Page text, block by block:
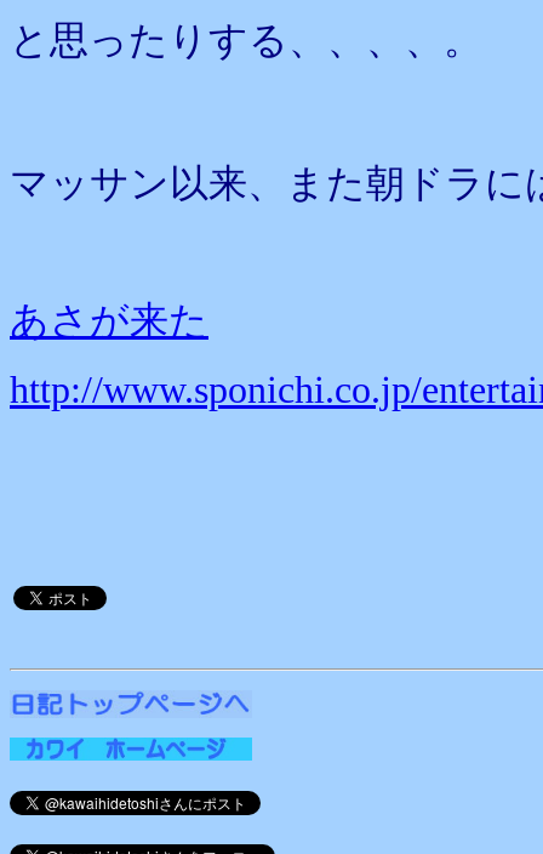
と思ったりする、、、、。
マッサン以来、また朝ドラ
あさが来た
http://www.sponichi.co.jp/